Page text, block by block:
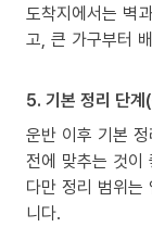
도착지에서는 벽
고, 큰 가구부터
5. 기본 정리 단
운반 이후 기본
전에 맞추는 것이
다만 정리 범위는
니다.